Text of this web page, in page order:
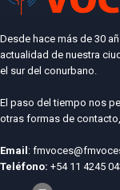
Desde hace más de 30
actualidad de nuestra
el sur del conurbano.
El paso del tiempo nos
otras formas de
Email :
Teléfono: +54 11 4245